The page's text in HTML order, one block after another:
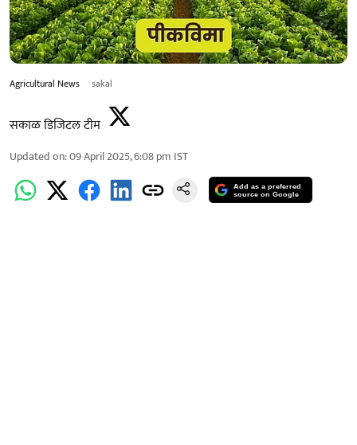
Agricultural News sakal
सकाळ डिजिटल टीम
Updated on:09 April 2025, 6:08 pm IST
Add as a preferred
source on Google